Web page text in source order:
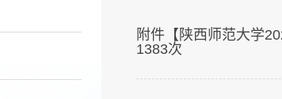
附件【 陕西师范大学
1383次